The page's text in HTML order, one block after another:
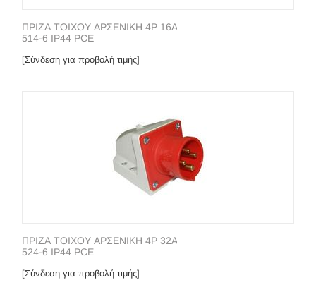
ΠΡΙΖΑ ΤΟΙΧΟΥ ΑΡΣΕΝΙΚΗ 4P 16A
514-6 IP44 PCE
[Σύνδεση για προβολή τιμής]
ΠΡΙΖΑ ΤΟΙΧΟΥ ΑΡΣΕΝΙΚΗ 4P 32A
524-6 IP44 PCE
[Σύνδεση για προβολή τιμής]